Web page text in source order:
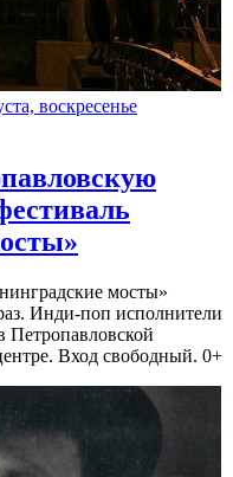
воскресенье
мосты»
Инди-поп исполнители
Петропавловской
Вход свободный. 0+